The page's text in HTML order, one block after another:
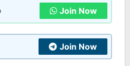
Join Now
Join Now